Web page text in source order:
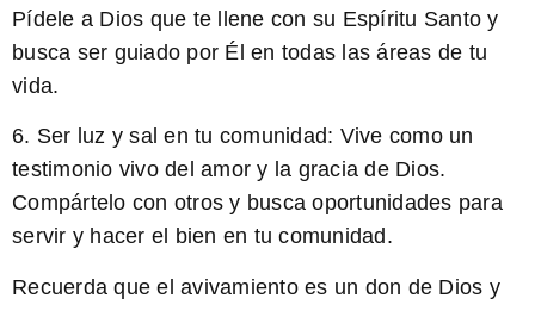
Pídele a Dios que te llene con su Espíritu Santo y
busca ser guiado por Él en todas las áreas de tu
vida.
6. Ser luz y sal en tu comunidad: Vive como un
testimonio vivo del amor y la gracia de Dios.
Compártelo con otros y busca oportunidades para
servir y hacer el bien en tu comunidad.
Recuerda que el avivamiento es un don de Dios y